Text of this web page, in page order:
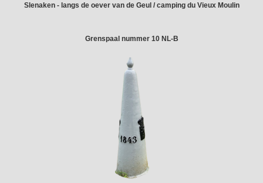
Slenaken - langs de oever van de Geul / camping du Vieux Moulin
Grenspaal nummer 10 NL-B